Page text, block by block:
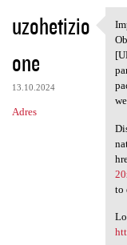
uzohetizio
one
13.10.2024
Adres
to